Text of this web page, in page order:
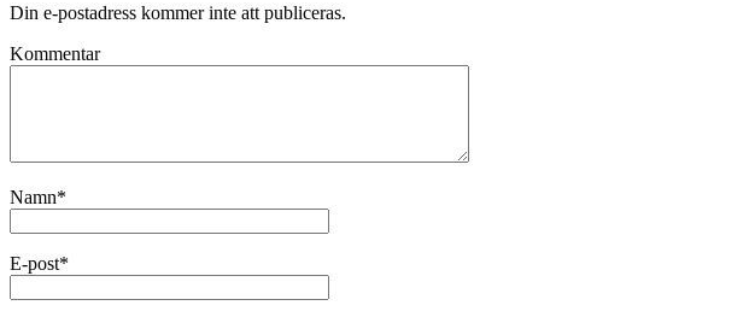
Din e-postadress kommer inte att publiceras.
Kommentar
Namn*
E-post*